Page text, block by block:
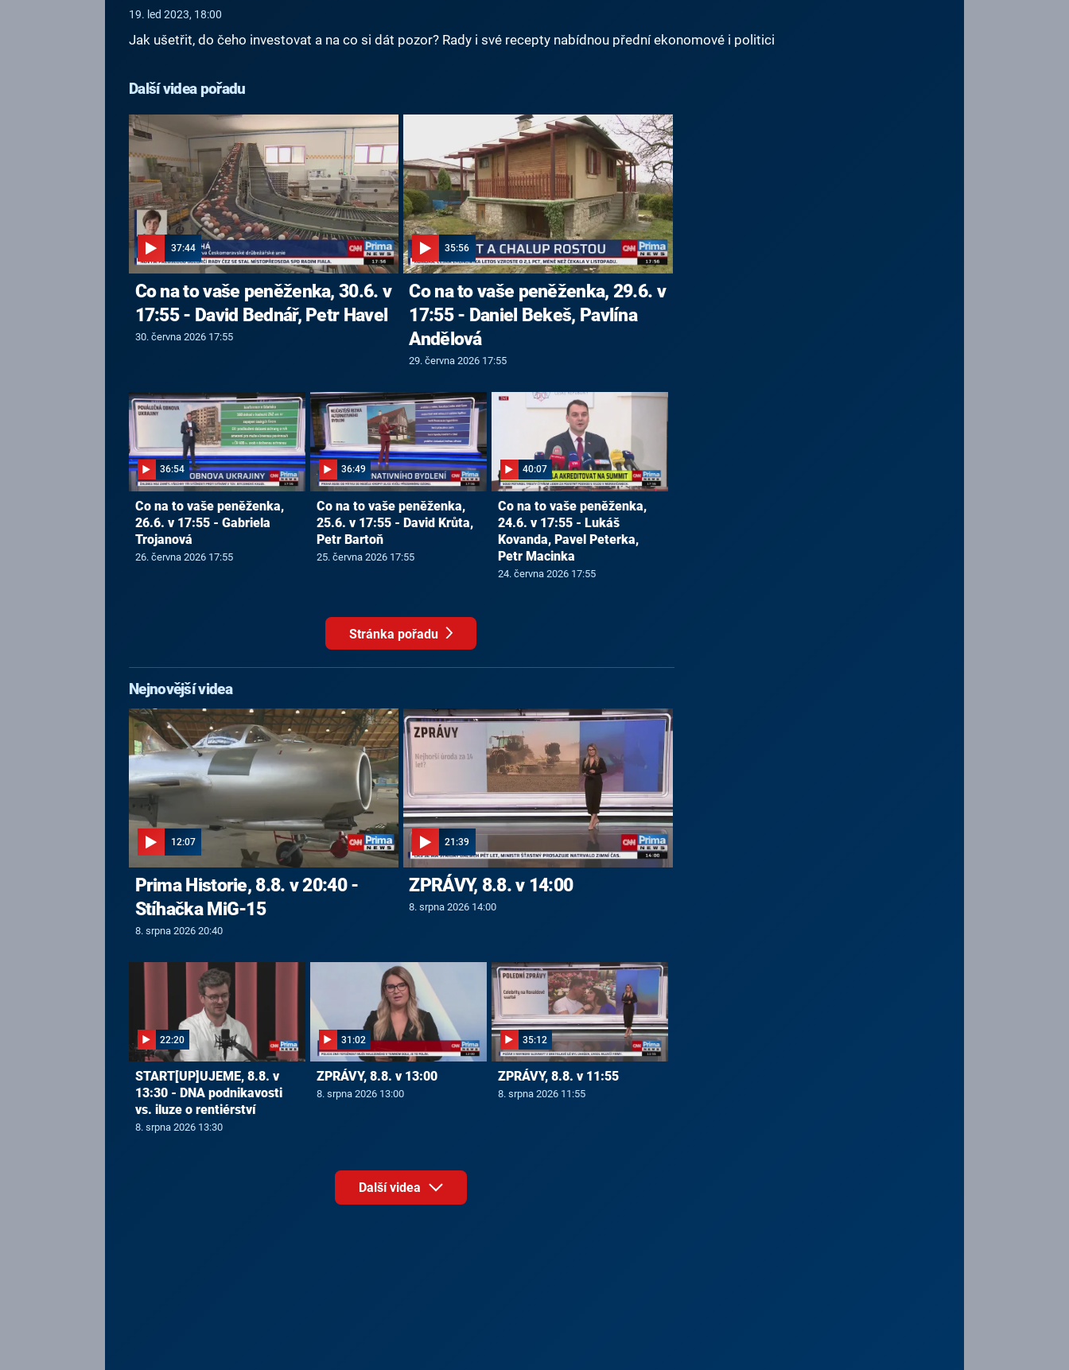
19. led 2023, 18:00
Jak ušetřit, do čeho investovat a na co si dát pozor? Rady i své recepty nabídnou přední ekonomové i politici
Další videa pořadu
37:44
Co na to vaše peněženka, 30.6. v
17:55 - David Bednář, Petr Havel
30. června 2026 17:55
35:56
Co na to vaše peněženka, 29.6. v
17:55 - Daniel Bekeš, Pavlína
Andělová
29. června 2026 17:55
36:54
Co na to vaše peněženka,
26.6. v 17:55 - Gabriela
Trojanová
26. června 2026 17:55
36:49
Co na to vaše peněženka,
25.6. v 17:55 - David Krůta,
Petr Bartoň
25. června 2026 17:55
40:07
Co na to vaše peněženka,
24.6. v 17:55 - Lukáš
Kovanda, Pavel Peterka,
Petr Macinka
24. června 2026 17:55
Stránka pořadu
Nejnovější videa
12:07
Prima Historie, 8.8. v 20:40 -
Stíhačka MiG-15
8. srpna 2026 20:40
21:39
ZPRÁVY, 8.8. v 14:00
8. srpna 2026 14:00
22:20
START[UP]UJEME, 8.8. v
13:30 - DNA podnikavosti
vs. iluze o rentiérství
8. srpna 2026 13:30
31:02
ZPRÁVY, 8.8. v 13:00
8. srpna 2026 13:00
35:12
ZPRÁVY, 8.8. v 11:55
8. srpna 2026 11:55
Další videa